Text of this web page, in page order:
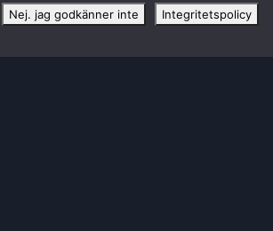
Nej. jag godkänner inte Integritetspolicy